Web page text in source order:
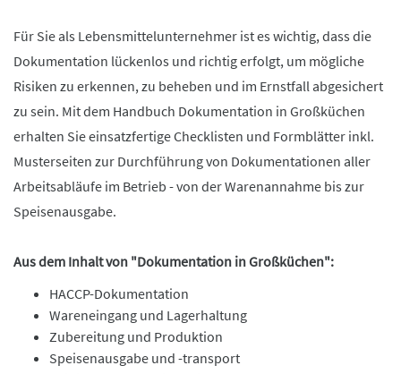
Für Sie als Lebensmittelunternehmer ist es wichtig, dass die
Dokumentation lückenlos und richtig erfolgt, um mögliche
Risiken zu erkennen, zu beheben und im Ernstfall abgesichert
zu sein. Mit dem Handbuch Dokumentation in Großküchen
erhalten Sie einsatzfertige Checklisten und Formblätter inkl.
Musterseiten zur Durchführung von Dokumentationen aller
Arbeitsabläufe im Betrieb - von der Warenannahme bis zur
Speisenausgabe.
Aus dem Inhalt von "Dokumentation in Großküchen":
HACCP-Dokumentation
Wareneingang und Lagerhaltung
Zubereitung und Produktion
Speisenausgabe und -transport